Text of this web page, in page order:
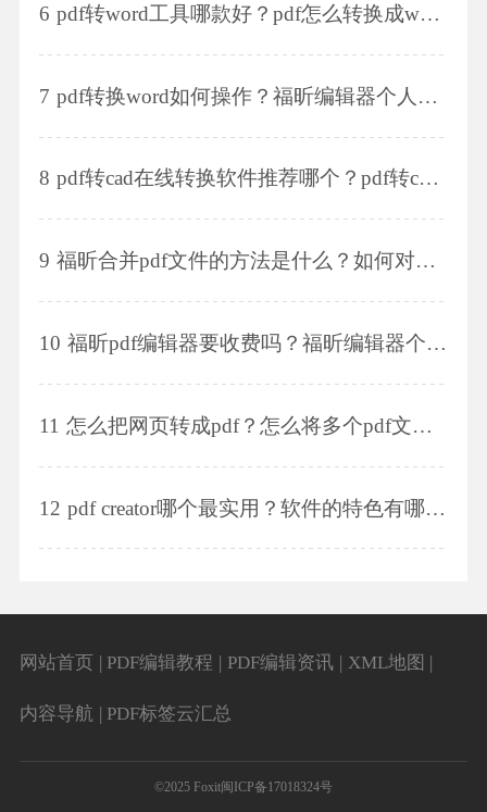
6 pdf转word工具哪款好？pdf怎么转换成word呢？
7 pdf转换word如何操作？福昕编辑器个人版有哪些功能？
8 pdf转cad在线​​​​​​​转换软件推荐哪个？pdf转cad怎么操作？
9 福昕合并pdf文件的方法是什么？如何对pdf文件进行拆分？
10 福昕pdf编辑器要收费吗？福昕编辑器个人版如何呢？
11 怎么把网页转成pdf？怎么将多个pdf文件进行合并?
12 pdf creator哪个最实用？软件的特色有哪些？
网站首页 | PDF编辑教程 | PDF编辑资讯 | XML地图 |
内容导航 | PDF标签云汇总
©2025 Foxit闽ICP备17018324号